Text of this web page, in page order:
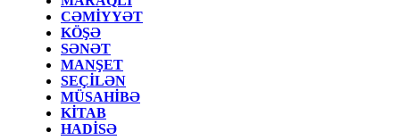
CƏMİYYƏT
KÖŞƏ
SƏNƏT
MANŞET
SEÇİLƏN
MÜSAHİBƏ
KİTAB
HADİSƏ